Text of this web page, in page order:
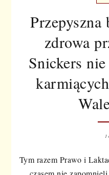
Przepyszna
zdrowa
Snickers
Tym razem Prawo i